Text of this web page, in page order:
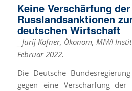
Keine Verschärfung der
Russlandsanktionen
deutschen Wirtschaft
_ Jurij Kofner, Ökonom, MIWI
Februar 2022.
Die Deutsche
gegen eine Verschärfung der